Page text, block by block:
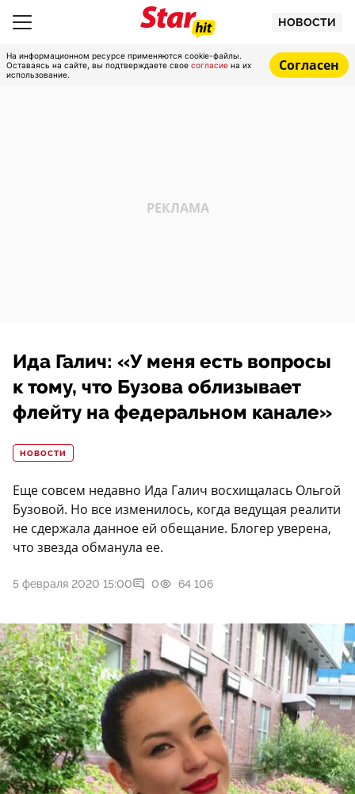
НОВОСТИ
На информационном ресурсе применяются cookie-файлы.
Оставаясь на сайте, вы подтверждаете свое согласие на их
использование.
Согласен
Ида Галич: «У меня есть вопросы
к тому, что Бузова облизывает
флейту на федеральном канале»
НОВОСТИ
Еще совсем недавно Ида Галич восхищалась Ольгой
Бузовой. Но все изменилось, когда ведущая реалити
не сдержала данное ей обещание. Блогер уверена,
что звезда обманула ее.
5 февраля 2020 15:00 0 64 106